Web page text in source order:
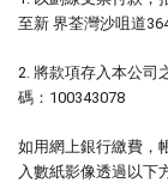
至新 界荃灣沙咀道
2. 將款項存入本公司
碼： 100343078
如用網上銀行繳費，
入數紙影像透過以下